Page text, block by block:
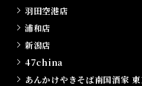
羽田空港店
浦和店
新潟店
47china
あんかけやきそば南国酒家